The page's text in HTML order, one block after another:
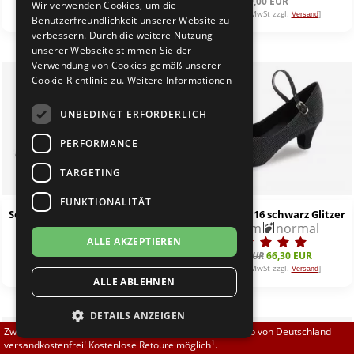
Brautschuhe
Sneaker
Übergrößen 43-44
Flexerinas
Merlet
Nueva Epoca
RayRose
Rummos
Rumpf
TopTanz
] [inkl. 19% MwSt zzgl. Versand]
5,0 cm weit
69,00 EUR
[inkl. 19% MwSt zzgl.Versand]
%
Só Danca BL116 schwarz Glitzer
3,8 cm normal
78,00 EUR 66,30 EUR
[inkl. 19% MwSt zzgl. Versand]
Zwischen 70,00 EUR und 800,00 EUR liefern wir innerhalb von Deutschland
versandkostenfrei! Kostenlose Retoure möglich1.
Wir verwenden Cookies, um die
Benutzerfreundlichkeit unserer Website zu
verbessern. Durch die weitere Nutzung
unserer Webseite stimmen Sie der
Verwendung von Cookies gemäß unserer
Cookie-Richtlinie zu. Weitere Informationen
UNBEDINGT ERFORDERLICH
PERFORMANCE
TARGETING
FUNKTIONALITÄT
ALLE AKZEPTIEREN
ALLE ABLEHNEN
DETAILS ANZEIGEN